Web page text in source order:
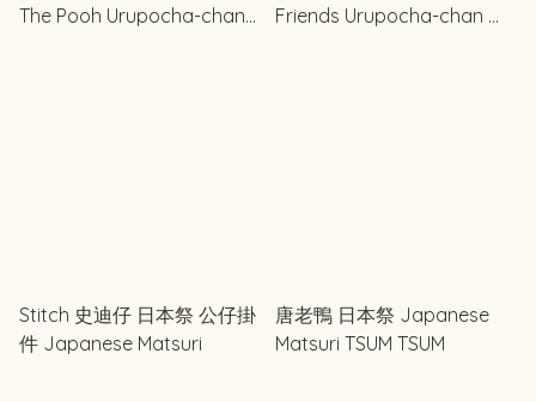
The Pooh Urupocha-chan
Friends Urupocha-chan う
Stitch 史迪仔 日本祭 公仔掛
件 Japanese Matsuri
唐老鴨 日本祭 Japanese
Matsuri TSUM TSUM